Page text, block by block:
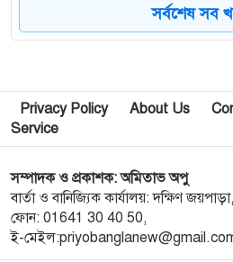
নবাবগঞ্জে পরিস্কার
৮
পপুলার লাইফ ইন্স্যুরেন্স
সম্মেলন ও চেক হস্তান্তর
৯
আবু সাঈদ হত্যা মামলা:
রশীদকে কারাগারে প্রেরণ
১০
দোহারের চৈতাবাতরে
১১
সর্বশেষ সব
Privacy Policy About Us
Service
সম্পাদক ও প্রকাশক: অমিতাভ অপু
বার্তা ও বানিজ্যিক কার্যালয়: দক্ষিণ
ফোন: 01641 30 40 50,
ই-